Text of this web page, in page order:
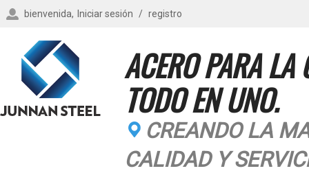
bienvenida, Iniciar sesión / registro
ACERO PARA LA
TODO EN UNO.
CREANDO LA
CALIDAD Y